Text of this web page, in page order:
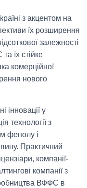
з акцентом на
їх розширення
залежності
їх стійке
комерційної
нового
інновації у
технології з
фенолу і
Практичний
компанії-
компанії з
ВФФС в